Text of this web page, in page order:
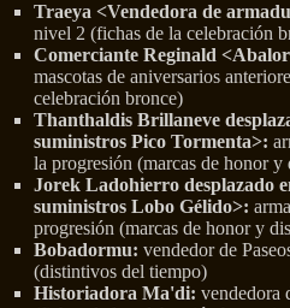
Traeya <Vendedora de
nivel 2 (fichas de la celebración
Comerciante Reginald
mascotas de aniversarios
celebración bronce)
Thanthaldis Brillaneve
suministros Pico Tormenta>:
la progresión (marcas de honor
Jorek Ladohierro desplazado
suministros Lobo Gélido>:
progresión (marcas de honor y
Bobadormu: vendedor de
(distintivos del tiempo)
Historiadora Ma'di: vendedora